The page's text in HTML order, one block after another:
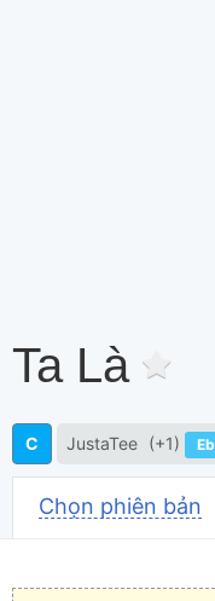
Ta Là
C JustaTee (+1) Eb
Chọn phiên bản